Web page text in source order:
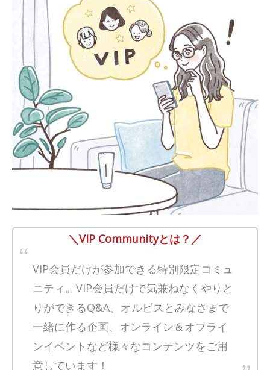
＼VIP Communityとは？／
VIP会員だけが参加できる特別限定コミュ
ニティ。VIP会員だけで気兼ねなくやりと
りができるQ&A、オルビスとみなさまで
一緒に作る企画、オンライン＆オフライ
ンイベントなど様々なコンテンツをご用
意しています！